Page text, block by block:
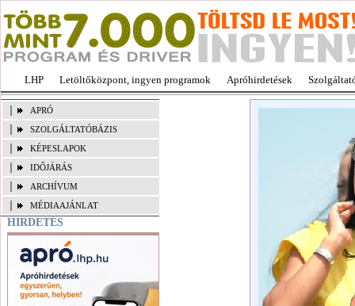
LHP Letöltőközpont, ingyen programok Apróhirdetések
APRÓ
SZOLGÁLTATÓBÁZIS
KÉPESLAPOK
IDŐJÁRÁS
ARCHÍVUM
MÉDIAAJÁNLAT
HIRDETÉS